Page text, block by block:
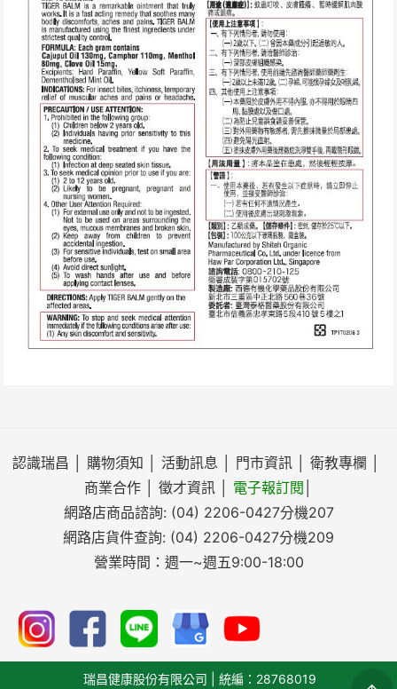
認識瑞昌 購物須知 活動訊息 門市資訊 衛教專欄
商業合作
徵才資訊 電子報訂閱
網路店商品諮詢: (04) 2206-0427分機207
網路店貨件查詢: (04) 2206-0427分機209
營業時間：週一~週五9:00-18:00
瑞昌健康股份有限公司 | 統編：28768019